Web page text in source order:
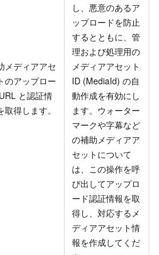
メディアアセ
のアップロー
と認証情
取得します。
し、悪意のあるア
ップロードを防止
するとともに、管
理および処理用の
メディアアセット
ID (MediaId) の自
動作成を有効にし
ます。ウォーター
マークや字幕など
の補助メディアア
セットについて
は、この操作を呼
び出してアップロ
ード認証情報を取
得し、対応するメ
ディアアセット情
報を作成してくだ